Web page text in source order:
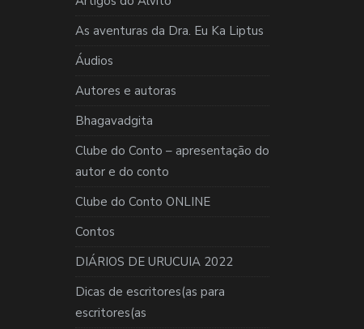
As aventuras da Dra. Eu Ka Liptus
Áudios
Autores e autoras
Bhagavadgita
Clube do Conto – apresentação do
autor e do conto
Clube do Conto ONLINE
Contos
DIÁRIOS DE URUCUIA 2022
Dicas de escritores(as para
escritores(as